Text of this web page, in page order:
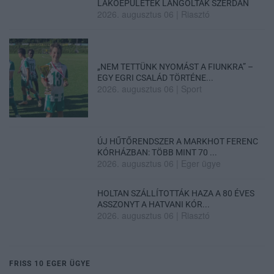
LAKÓÉPÜLETEK LÁNGOLTAK SZERDÁN
2026. augusztus 06 Riasztó
„NEM TETTÜNK NYOMÁST A FIUNKRA” –
EGY EGRI CSALÁD TÖRTÉNE...
2026. augusztus 06 Sport
ÚJ HŰTŐRENDSZER A MARKHOT FERENC
KÓRHÁZBAN: TÖBB MINT 70 ...
2026. augusztus 06 Eger ügye
HOLTAN SZÁLLÍTOTTÁK HAZA A 80 ÉVES
ASSZONYT A HATVANI KÓR...
2026. augusztus 06 Riasztó
FRISS 10 EGER ÜGYE